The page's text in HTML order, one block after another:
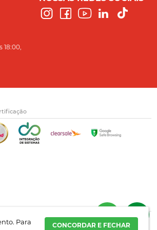
Para
CONCORDAR E FECHAR
18:00,